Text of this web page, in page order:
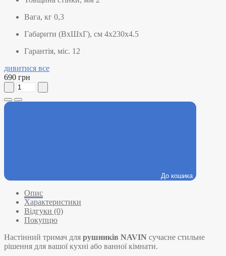
Вага, кг 0,3
Габарити (ВхШхГ), см 4х230x4.5
Гарантія, міс. 12
дивитися все
690 грн
До кошика
Опис
Характеристики
Відгуки (0)
Покупцю
Настінний тримач для рушників NAVIN сучасне стильне
рішення для вашої кухні або ванної кімнати.